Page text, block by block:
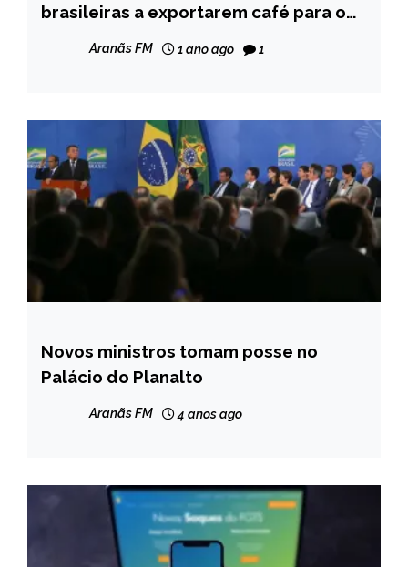
NOTÍCIAS
brasileiras a exportarem café para o
Aranãs FM 1 ano ago 1
BRASIL
NOTÍCIAS
Novos ministros tomam posse no
Palácio do Planalto
Aranãs FM 4 anos ago